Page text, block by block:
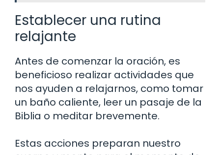
Establecer una rutina
relajante
Antes de comenzar la oración, es
beneficioso realizar actividades que
nos ayuden a relajarnos, como tomar
un baño caliente, leer un pasaje de la
Biblia o meditar brevemente.
Estas acciones preparan nuestro